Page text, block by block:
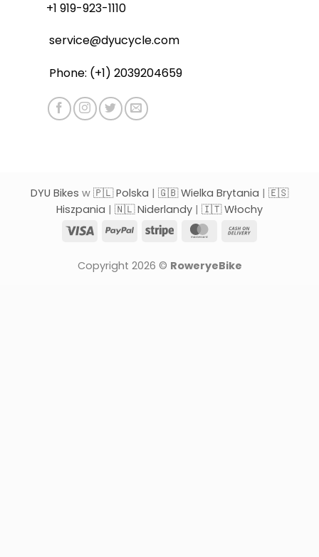
+1 919-923-1110
service@dyucycle.com
Phone: (+1) 2039204659
DYU Bikes w 🇵🇱 Polska | 🇬🇧 Wielka Brytania | 🇪🇸
Hiszpania | 🇳🇱 Niderlandy | 🇮🇹 Włochy
Visa
PayPal Stripe MasterCard
Copyright 2026 © RoweryeBike